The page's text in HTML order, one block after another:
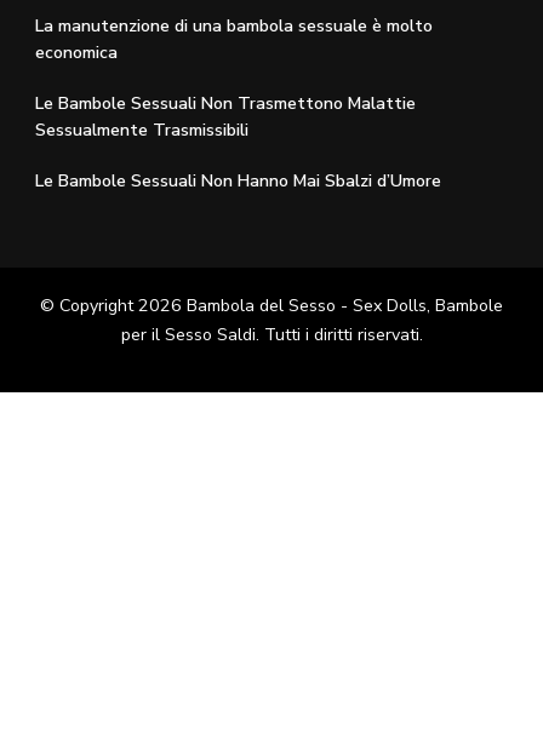
La manutenzione di una bambola sessuale è molto
economica
Le Bambole Sessuali Non Trasmettono Malattie
Sessualmente Trasmissibili
Le Bambole Sessuali Non Hanno Mai Sbalzi d’Umore
© Copyright 2026 Bambola del Sesso - Sex Dolls​, Bambole
per il Sesso Saldi. Tutti i diritti riservati.